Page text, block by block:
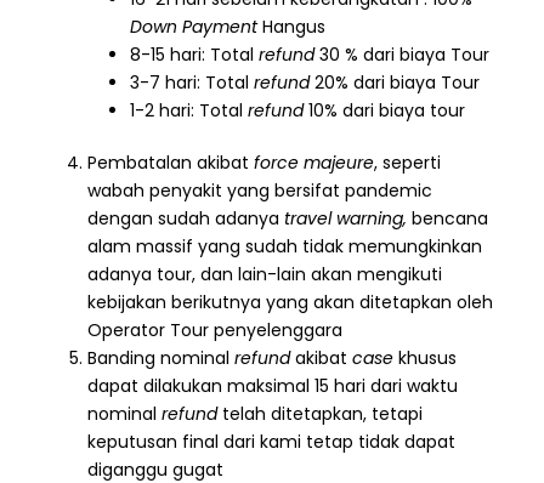
Down PaymentHangus
8-15 hari: Total refund30 % dari biaya Tour
3-7 hari: Total refund20% dari biaya Tour
1-2 hari: Total refund10% dari biaya tour
Pembatalan akibat force majeure, seperti
wabah penyakit yang bersifat pandemic
dengan sudah adanya travel warning, bencana
alam massif yang sudah tidak memungkinkan
adanya tour, dan lain-lain akan mengikuti
kebijakan berikutnya yang akan ditetapkan oleh
Operator Tour penyelenggara
Banding nominal refundakibat case khusus
dapat dilakukan maksimal 15 hari dari waktu
nominal refundtelah ditetapkan, tetapi
keputusan final dari kami tetap tidak dapat
diganggu gugat